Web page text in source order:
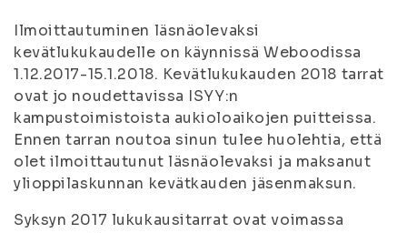
Ilmoittautuminen läsnäolevaksi
kevätlukukaudelle on käynnissä Weboodissa
1.12.2017-15.1.2018. Kevätlukukauden 2018 tarrat
ovat jo noudettavissa ISYY:n
kampustoimistoista aukioloaikojen puitteissa.
Ennen tarran noutoa sinun tulee huolehtia, että
olet ilmoittautunut läsnäolevaksi ja maksanut
ylioppilaskunnan kevätkauden jäsenmaksun.
Syksyn 2017 lukukausitarrat ovat voimassa